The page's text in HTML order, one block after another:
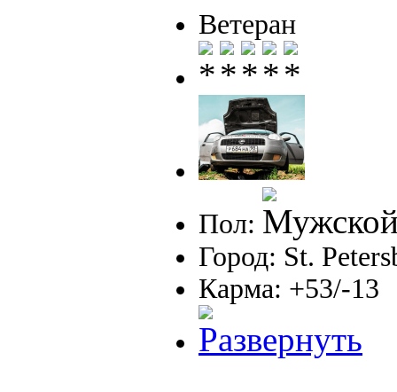
Ветеран
Пол:
Город: St.
Карма: +53/-13